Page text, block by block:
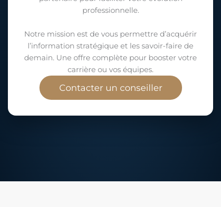
professionnelle.
Notre mission est de vous permettre d’acquérir
l’information stratégique et les savoir-faire de
demain. Une offre complète pour booster votre
carrière ou vos équipes.
Contacter un conseiller